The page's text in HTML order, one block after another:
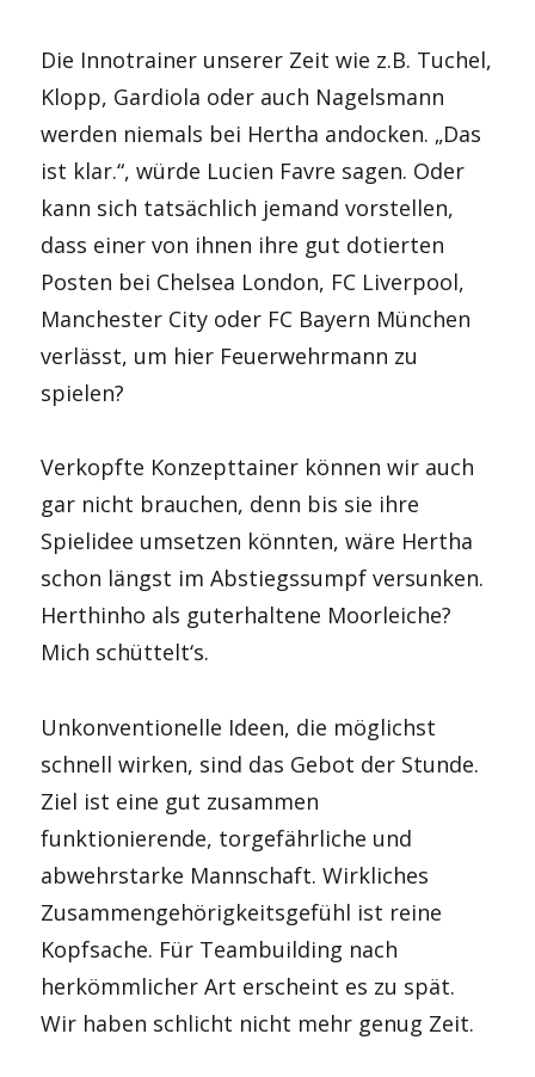
Die Innotrainer unserer Zeit wie z.B. Tuchel,
Klopp, Gardiola oder auch Nagelsmann
werden niemals bei Hertha andocken. „Das
ist klar.“, würde Lucien Favre sagen. Oder
kann sich tatsächlich jemand vorstellen,
dass einer von ihnen ihre gut dotierten
Posten bei Chelsea London, FC Liverpool,
Manchester City oder FC Bayern München
verlässt, um hier Feuerwehrmann zu
spielen?
Verkopfte Konzepttainer können wir auch
gar nicht brauchen, denn bis sie ihre
Spielidee umsetzen könnten, wäre Hertha
schon längst im Abstiegssumpf versunken.
Herthinho als guterhaltene Moorleiche?
Mich schüttelt‘s.
Unkonventionelle Ideen, die möglichst
schnell wirken, sind das Gebot der Stunde.
Ziel ist eine gut zusammen
funktionierende, torgefährliche und
abwehrstarke Mannschaft. Wirkliches
Zusammengehörigkeitsgefühl ist reine
Kopfsache. Für Teambuilding nach
herkömmlicher Art erscheint es zu spät.
Wir haben schlicht nicht mehr genug Zeit.